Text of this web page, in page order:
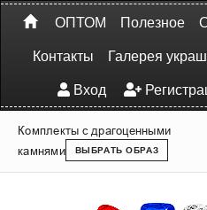
ОПТОМ Полезное
Контакты
Галерея
Вход
Комплекты с драгоценными
камнями
ВЫБРАТЬ ОБРАЗ